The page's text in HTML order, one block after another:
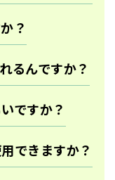
？
るんですか？
ですか？
できますか？